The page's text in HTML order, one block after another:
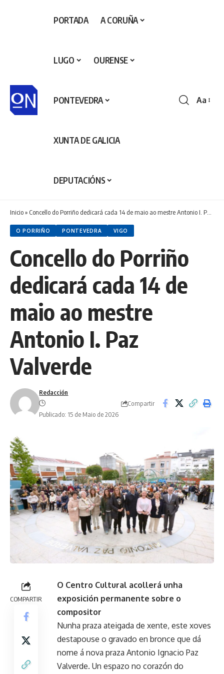
PORTADA A CORUÑA
LUGO OURENSE
PONTEVEDRA
XUNTA DE GALICIA
DEPUTACIÓNS
Aa
Inicio» Concello do Porriño dedicará cada 14 de maio ao mestre Antonio I. Paz Valverde
O PORRIÑO PONTEVEDRA VIGO
Concello do Porriño
dedicará cada 14 de
maio ao mestre
Antonio I. Paz
Valverde
Redacción
Publicado: 15 de Maio de 2026
Compartir
COMPARTIR
O Centro Cultural acollerá unha
exposición permanente sobre o
compositor
Nunha praza ateigada de xente, este xoves
destapouse o gravado en bronce que dá
nome á nova praza Antonio Ignacio Paz
Valverde. Un espazo no corazón do